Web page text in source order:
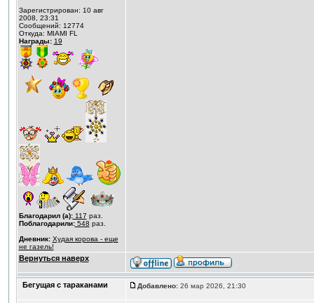
Зарегистрирован: 10 авг
2008, 23:31
Сообщений: 12774
Откуда: MIAMI FL
Награды: 19
Благодарил (а):117 раз.
Поблагодарили:548 раз.
Дневник: Худая корова - еще
не газель!
Вернуться наверх
Бегущая с тараканами Добавлено:26 мар 2026, 21:30